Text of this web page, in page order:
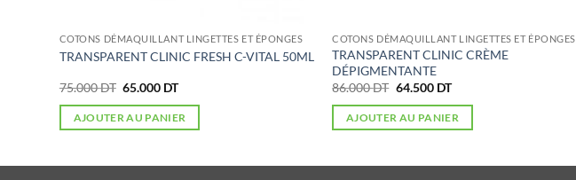
COTONS DÉMAQUILLANT LINGETTES ET ÉPONGES
TRANSPARENT CLINIC FRESH C-VITAL 50ML
75.000DT Le
initial
était :
65.000 DTLe
actuel
est :
AJOUTER AU PANIER
COTONS DÉMAQUILLANT LINGETTES ET ÉPONGES
TRANSPARENT CLINIC CRÈME
DÉPIGMENTANTE
86.000DT Le
initial
était :
64.500 DTLe
actuel
est :
AJOUTER AU PANIER